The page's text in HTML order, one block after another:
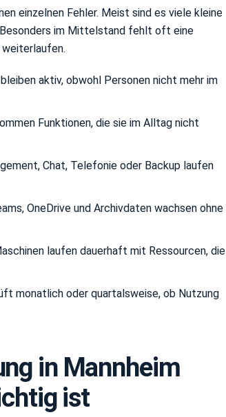
einzelnen Fehler. Meist sind es viele kleine
Besonders im Mittelstand fehlt oft eine
aktiv, obwohl Personen nicht mehr im
Funktionen, die sie im Alltag nicht
Chat, Telefonie oder Backup laufen
OneDrive und Archivdaten wachsen ohne
laufen dauerhaft mit Ressourcen, die
monatlich oder quartalsweise, ob Nutzung
in Mannheim
ist